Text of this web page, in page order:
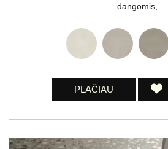
dangomis,
PLAČIAU